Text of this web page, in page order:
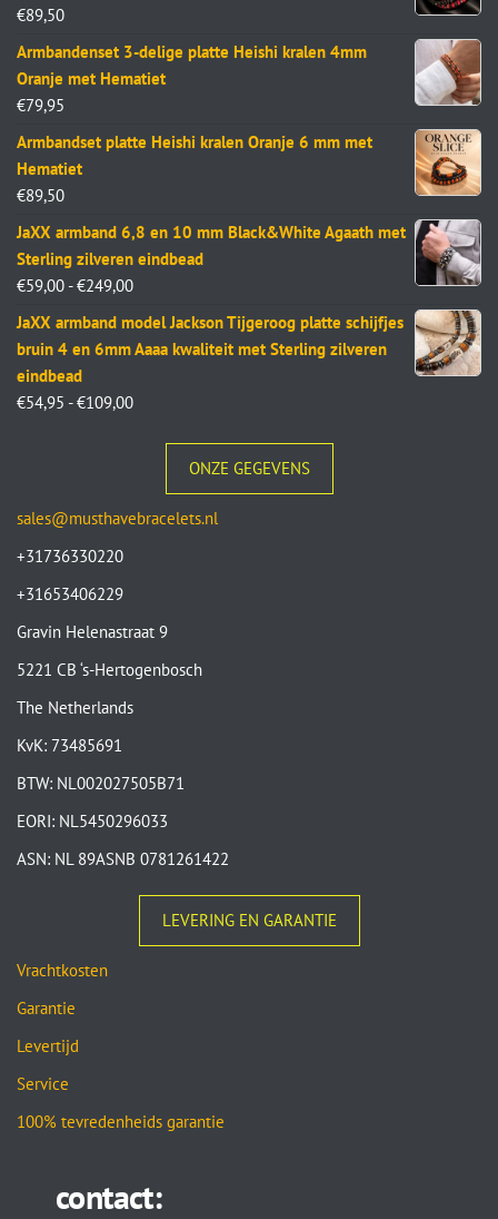
€89,50
Armbandenset 3-delige platte Heishi kralen 4mm
Oranje met Hematiet
€79,95
Armbandset platte Heishi kralen Oranje 6 mm met
Hematiet
€89,50
JaXX armband 6,8 en 10 mm Black&White Agaath met
Sterling zilveren eindbead
€59,00 - €249,00
JaXX armband model Jackson Tijgeroog platte schijfjes
bruin 4 en 6mm Aaaa kwaliteit met Sterling zilveren
eindbead
€54,95 - €109,00
ONZE GEGEVENS
sales@musthavebracelets.nl
+31736330220
+31653406229
Gravin Helenastraat 9
5221 CB ‘s-Hertogenbosch
The Netherlands
KvK: 73485691
BTW: NL002027505B71
EORI: NL5450296033
ASN: NL 89ASNB 0781261422
LEVERING EN GARANTIE
Vrachtkosten
Garantie
Levertijd
Service
100% tevredenheids garantie
contact: